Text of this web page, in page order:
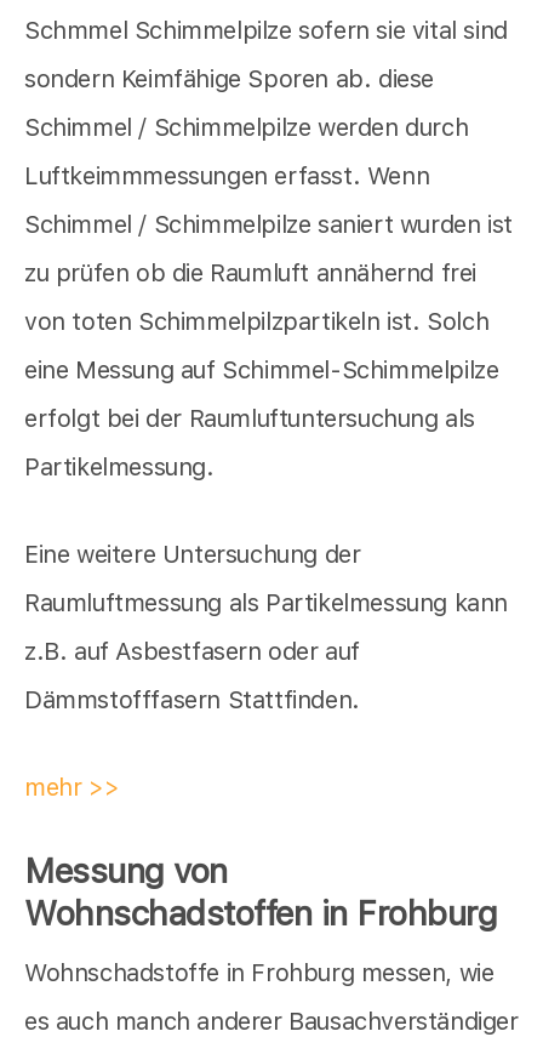
Schmmel Schimmelpilze sofern sie vital sind
sondern Keimfähige Sporen ab. diese
Schimmel / Schimmelpilze werden durch
Luftkeimmmessungen erfasst. Wenn
Schimmel / Schimmelpilze saniert wurden ist
zu prüfen ob die Raumluft annähernd frei
von toten Schimmelpilzpartikeln ist. Solch
eine Messung auf Schimmel-Schimmelpilze
erfolgt bei der Raumluftuntersuchung als
Partikelmessung.
Eine weitere Untersuchung der
Raumluftmessung als Partikelmessung kann
z.B. auf Asbestfasern oder auf
Dämmstofffasern Stattfinden.
mehr >>
Messung von
Wohnschadstoffen in Frohburg
Wohnschadstoffe in Frohburg messen, wie
es auch manch anderer Bausachverständiger